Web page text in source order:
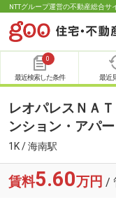
NTTグループ運営の不動産総合サ
0
最近検索した条件 最近
レオパレスＮＡ
ンション・アパ
1K / 海南駅
賃料5.60万円 /